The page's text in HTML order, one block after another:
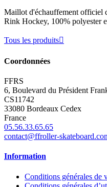
Maillot d'échauffement officiel
Rink Hockey, 100% polyester
Tous les produits
Coordonnées
FFRS
6, Boulevard du Président
CS11742
33080 Bordeaux Cedex
France
05.56.33.65.65
contact@ffroller-
Information
Conditions générales de